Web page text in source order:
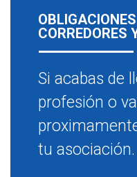
CORREDORES
Si acabas de
profesión o
tu asociación.